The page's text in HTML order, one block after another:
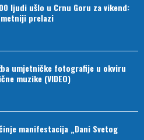
ljudi ušlo u Crnu Goru za vikend:
prelazi
umjetničke fotografije u okviru
muzike (VIDEO)
manifestacija „Dani Svetog